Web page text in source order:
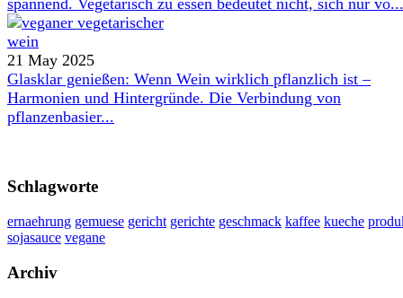
spannend. Vegetarisch zu essen bedeutet nicht, sich nur vo...
21 May 2025
Glasklar genießen: Wenn Wein wirklich pflanzlich ist –
Harmonien und Hintergründe. Die Verbindung von
pflanzenbasier...
Schlagworte
ernaehrung gemuese gericht gerichte geschmack kaffee kueche
sojasauce vegane
Archiv